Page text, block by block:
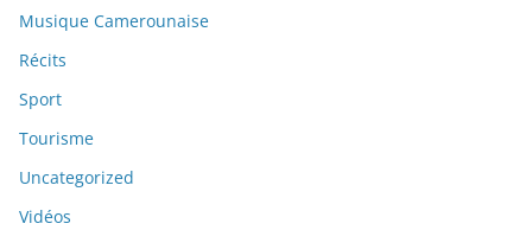
Musique Camerounaise
Récits
Sport
Tourisme
Uncategorized
Vidéos